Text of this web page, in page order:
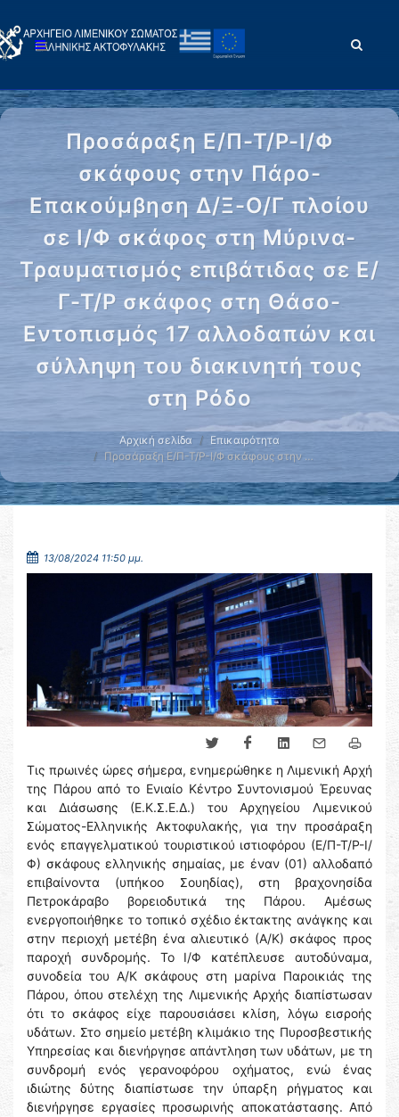
Προσάραξη Ε/Π-Τ/Ρ-Ι/Φ
σκάφους στην Πάρο-
Επακούμβηση Δ/Ξ-Ο/Γ πλοίου
σε Ι/Φ σκάφος στη Μύρινα-
Τραυματισμός επιβάτιδας σε Ε/
Γ-Τ/Ρ σκάφος στη Θάσο-
Εντοπισμός 17 αλλοδαπών και
σύλληψη του διακινητή τους
στη Ρόδο
Αρχική σελίδα
Επικαιρότητα
Προσάραξη Ε/Π-Τ/Ρ-Ι/Φ σκάφους στην …
13/08/2024 11:50 μμ.
Τις πρωινές ώρες σήμερα, ενημερώθηκε η Λιμενική Αρχή
της Πάρου από το Ενιαίο Κέντρο Συντονισμού Έρευνας
και Διάσωσης (Ε.Κ.Σ.Ε.Δ.) του Αρχηγείου Λιμενικού
Σώματος-Ελληνικής Ακτοφυλακής, για την προσάραξη
ενός επαγγελματικού τουριστικού ιστιοφόρου (Ε/Π-Τ/Ρ-Ι/
Φ) σκάφους ελληνικής σημαίας, με έναν (01) αλλοδαπό
επιβαίνοντα (υπήκοο Σουηδίας), στη βραχονησίδα
Πετροκάραβο βορειοδυτικά της Πάρου. Αμέσως
ενεργοποιήθηκε το τοπικό σχέδιο έκτακτης ανάγκης και
στην περιοχή μετέβη ένα αλιευτικό (Α/Κ) σκάφος προς
παροχή συνδρομής. Το Ι/Φ κατέπλευσε αυτοδύναμα,
συνοδεία του Α/Κ σκάφους στη μαρίνα Παροικιάς της
Πάρου, όπου στελέχη της Λιμενικής Αρχής διαπίστωσαν
ότι το σκάφος είχε παρουσιάσει κλίση, λόγω εισροής
υδάτων. Στο σημείο μετέβη κλιμάκιο της Πυροσβεστικής
Υπηρεσίας και διενήργησε απάντληση των υδάτων, με τη
συνδρομή ενός γερανοφόρου οχήματος, ενώ ένας
ιδιώτης δύτης διαπίστωσε την ύπαρξη ρήγματος και
διενήργησε εργασίες προσωρινής αποκατάστασης. Από